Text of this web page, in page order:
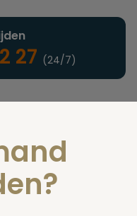
27 (24/7)